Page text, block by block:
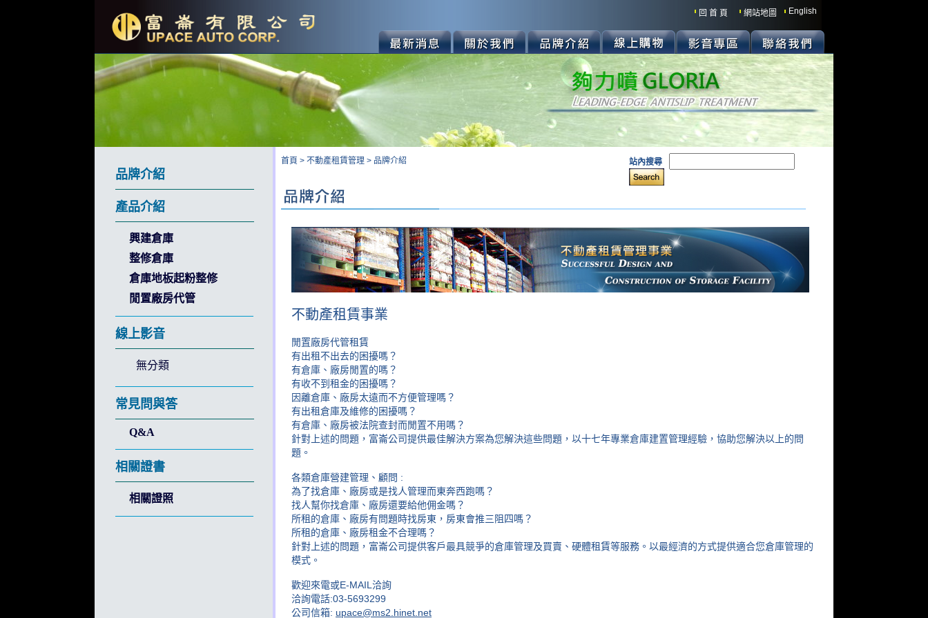
回 首 頁 網站地圖 English
品牌介紹
產品介紹
興建倉庫
整修倉庫
倉庫地板起粉整修
閒置廠房代管
線上影音
無分類
常見問與答
Q&A
相關證書
相關證照
首頁 > 不動產租賃管理 > 品牌介紹 站內搜尋
不動產租賃事業
閒置廠房代管租賃
有出租不出去的困擾嗎？
有倉庫、廠房閒置的嗎？
有收不到租金的困擾嗎？
因離倉庫、廠房太遠而不方便管理嗎？
有出租倉庫及維修的困擾嗎？
有倉庫、廠房被法院查封而閒置不用嗎？
針對上述的問題，富崙公司提供最佳解決方案為您解決這些問題，以十七年專業倉庫建置管理經驗，協助您解決以上的問
題。
各類倉庫營建管理、顧問 :
為了找倉庫、廠房或是找人管理而東奔西跑嗎？
找人幫你找倉庫、廠房還要給他佣金嗎？
所租的倉庫、廠房有問題時找房東，房東會推三阻四嗎？
所租的倉庫、廠房租金不合理嗎？
針對上述的問題，富崙公司提供客戶最具競爭的倉庫管理及買賣、硬體租賃等服務。以最經濟的方式提供適合您倉庫管理的
模式。
歡迎來電或E-MAIL洽詢
洽詢電話:03-5693299
公司信箱: upace@ms2.hinet.net